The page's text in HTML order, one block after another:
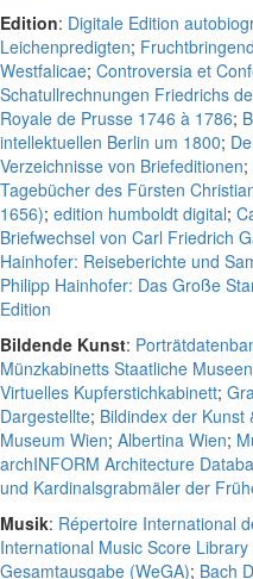
Edition: Digitale Edition
Leichenpredigten;
Westfalicae; Controversia et
Schatullrechnungen Friedrichs
Royale de Prusse 1746 à 1786;
intellektuellen Berlin um 1800;
Verzeichnisse von Briefeditionen;
Tagebücher des Fürsten
1656); edition humboldt digital;
Briefwechsel von Carl Friedrich
Hainhofer: Reiseberichte und
Philipp Hainhofer: Das Große
Edition
Bildende Kunst:
Münzkabinetts Staatliche
Virtuelles Kupferstichkabinett;
Dargestellte; Bildindex der Kunst
Museum Wien; Albertina Wien;
archINFORM Architecture
und Kardinalsgrabmäler der
Musik: Répertoire International
International Music Score
Gesamtausgabe (WeGA); Bach